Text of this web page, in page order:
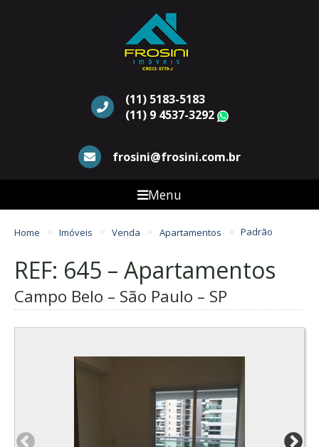
(11) 5183-5183
(11) 9 4537-3292
frosini@frosini.com.br
Menu
Home Imóveis Venda Apartamentos Padrão
REF: 645 – Apartamentos
Campo Belo – São Paulo – SP